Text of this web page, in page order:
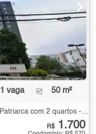
1 vaga 50 m²
R$ 1.700